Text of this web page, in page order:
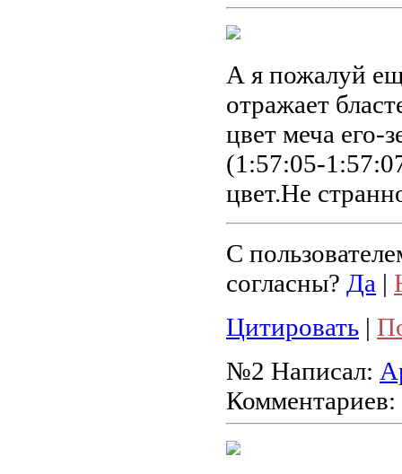
А я пожалуй
отражает
цвет меча его-
(1:57:05-
цвет.Не
С
согласны? Да |
Цитировать |
№2 Написал:
Комментариев: